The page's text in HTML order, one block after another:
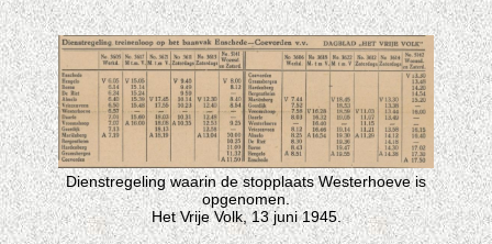
Dienstregeling waarin de stopplaats Westerhoeve is
opgenomen.
Het Vrije Volk, 13 juni 1945.